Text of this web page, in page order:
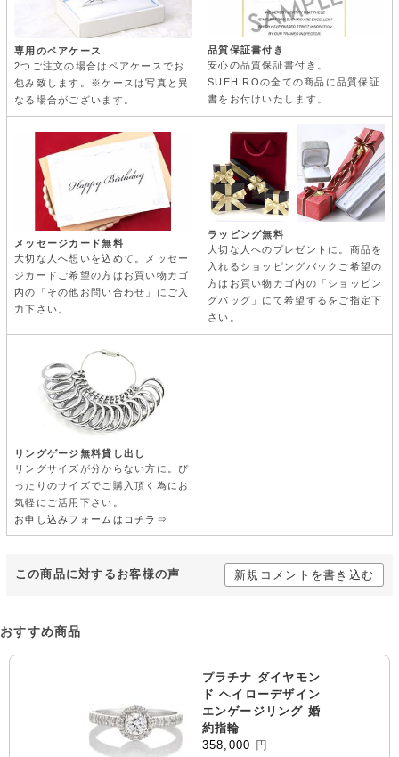
専用のペアケース
2つご注文の場合はペアケースでお
包み致します。※ケースは写真と異
なる場合がございます。
品質保証書付き
安心の品質保証書付き。
SUEHIROの全ての商品に品質保証
書をお付けいたします。
メッセージカード無料
大切な人へ想いを込めて。メッセー
ジカードご希望の方はお買い物カゴ
内の「その他お問い合わせ」にご入
力下さい。
ラッピング無料
大切な人へのプレゼントに。商品を
入れるショッピングバックご希望の
方はお買い物カゴ内の「ショッピン
グバッグ」にて希望するをご指定下
さい。
リングゲージ無料貸し出し
リングサイズが分からない方に。ぴ
ったりのサイズでご購入頂く為にお
気軽にご活用下さい。
お申し込みフォームはコチラ⇒
この商品に対するお客様の声 新規コメントを書き込む
おすすめ商品
プラチナ ダイヤモン
ド ヘイローデザイン
エンゲージリング 婚
約指輪
358,000 円